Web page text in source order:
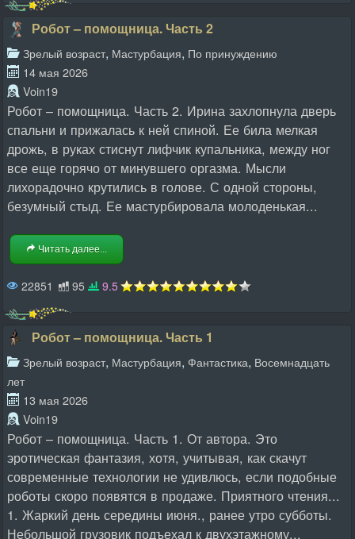
Робот – помощница. Часть 2
Зрелый возраст, Мастурбация, По принуждению
14 мая 2026
Voin19
Робот – помощница. Часть 2. Ирина захлопнула дверь
спальни и прижалась к ней спиной. Ее била мелкая
дрожь, в руках стиснут лифчик купальника, между ног
все еще горячо от минувшего оргазма. Мысли
лихорадочно крутились в голове. С одной стороны,
безумный стыд. Ее мастурбировала молоденькая...
Читать далее...
22851 95 9.5
Робот – помощница. Часть 1
Зрелый возраст, Мастурбация, Фантастика, Восемнадцать
лет
13 мая 2026
Voin19
Робот – помощница. Часть 1. От автора. Это
эротическая фантазия, хотя, учитывая, как скачут
современные технологии не удивлюсь, если подобные
роботы скоро появятся в продаже. Приятного чтения...
1. Жаркий день середины июня., ранее утро субботы.
Небольшой грузовик подъехал к двухэтажному...